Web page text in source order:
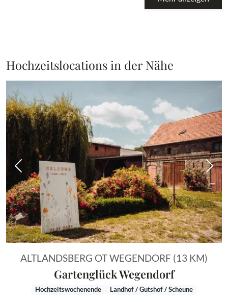
Hochzeitslocations in der Nähe
Vorheriges Bild
ALTLANDSBERG OT WEGENDORF (13 KM)
Gartenglück Wegendorf
Hochzeitswochenende Landhof / Gutshof / Scheune